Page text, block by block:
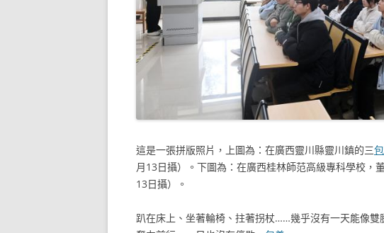
這是一張拼版照片，上圖為：在廣西靈川縣靈川鎮的三
月13日攝）。下圖為：在廣西桂林師范高級專科學校，
13日攝）。
趴在床上、坐著輪椅、拄著拐杖……幾乎沒有一天能像